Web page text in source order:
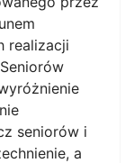
realizacji
seniorów i
a